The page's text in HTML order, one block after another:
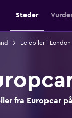
Steder
Leiebiler i London
fra Europcar på